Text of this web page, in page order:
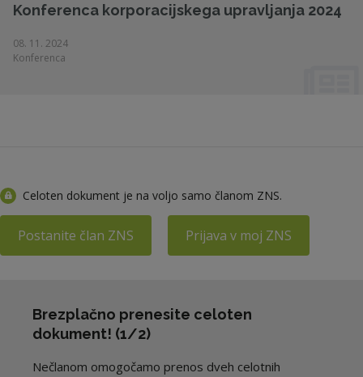
Konferenca korporacijskega upravljanja 2024
08. 11. 2024
Konferenca
Celoten dokument je na voljo samo članom ZNS.
Postanite član ZNS Prijava v moj ZNS
Brezplačno prenesite celoten
dokument! (1/2)
Nečlanom omogočamo prenos dveh celotnih